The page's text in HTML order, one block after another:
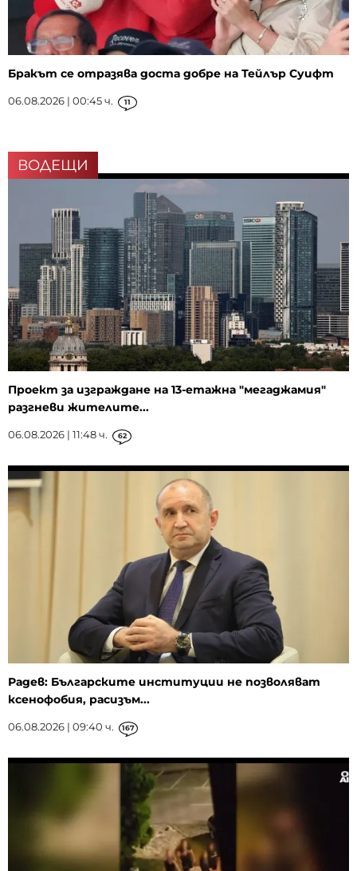
Бракът се отразява доста добре на Тейлър Суифт
06.08.2026 | 00:45 ч. 11
ВОДЕЩИ
Проект за изграждане на 13-етажна "мегаджамия"
разгневи жителите...
06.08.2026 | 11:48 ч. 62
Радев: Българските институции не позволяват
ксенофобия, расизъм...
06.08.2026 | 09:40 ч. 167